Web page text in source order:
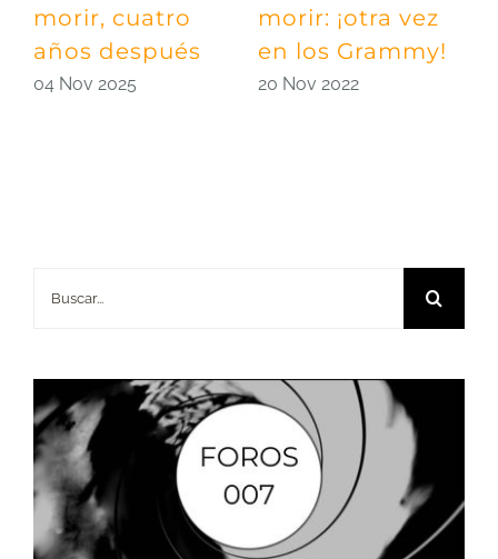
morir, cuatro
años después
04 Nov 2025
morir: ¡otra vez
en los Grammy!
20 Nov 2022